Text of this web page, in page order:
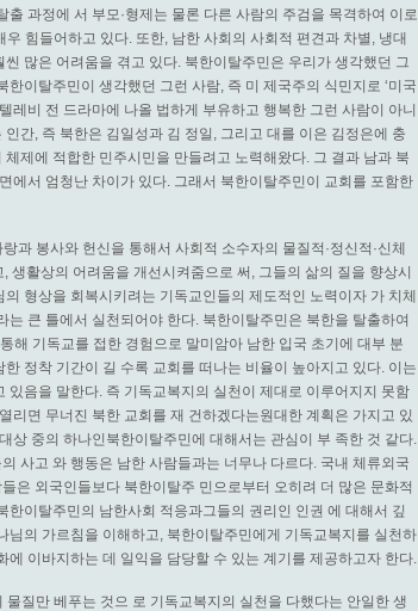
과정에 서 부모·형제는 물론 다른 사람의 주검을 목격하여 이로
힘들어하고 있다. 또한, 남한 사회의 사회적 편견과 차별, 냉대
많은 어려움을 겪고 있다. 북한이탈주민은 우리가 생각했던 그
이탈주민이 생각했던 그런 사람, 즉 미 제국주의 식민지로 ‘미국
레비 전 드라마에 나올 법하게 부유하고 행복한 그런 사람이 아니
간, 즉 북한은 김일성과 김 정일, 그리고 대를 이은 김정은에 충
제에 적합한 민주시민을 만들려고 노력해왔다. 그 결과 남과 북
에서 엄청난 차이가 있다. 그래서 북한이탈주민이 교회를 포함한
과 봉사와 헌신을 통해서 사회적 소수자의 물질적·정신적·신체
생활상의 어려움을 개선시켜줌으로 써, 그들의 삶의 질을 향상시
형상을 회복시키려는 기독교인들의 제도적인 노력이자 가 치체
큰 틀에서 실천되어야 한다. 북한이탈주민은 북한을 탈출하여
해 기독교를 접한 경험으로 말미암아 남한 입국 초기에 대부 분
정착 기간이 길 수록 교회를 떠나는 비율이 높아지고 있다. 이는
있음을 말한다. 즉 기독교복지의 실천이 제대로 이루어지지 못함
리면 무너진 북한 교회를 재 건하겠다는원대한 계획은 가지고 있
상 중의 하나인북한이탈주민에 대해서는 관심이 부 족한 것 같다.
사고 와 행동은 남한 사람들과는 너무나 다르다. 국내 체류외국
은 외국인들보다 북한이탈주 민으로부터 오히려 더 많은 문화적
한이탈주민의 남한사회 적응과그들의 권리인 인권 에 대해서 깊
님의 가르침을 이해하고, 북한이탈주민에게 기독교복지를 실천하
에 이바지하는 데 일익을 담당할 수 있는 계기를 제공하고자 한다.
질만 베푸는 것으 로 기독교복지의 실천을 다했다는 안일한 생